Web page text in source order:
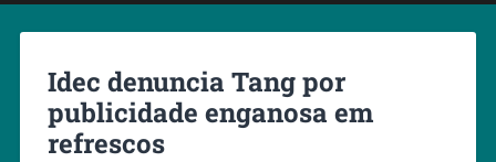
Idec denuncia Tang por
publicidade enganosa em
refrescos